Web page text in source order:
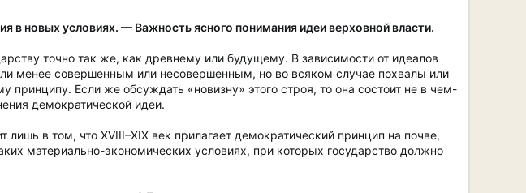
новых условиях. — Важность ясного понимания идеи верховной власти.
точно так же, как древнему или будущему. В зависимости от идеалов
менее совершенным или несовершенным, но во всяком случае похвалы или
Если же обсуждать «новизну» этого строя, то она состоит не в чем-
демократической идеи.
в том, что XVIII–XIX век прилагает демократический принцип на почве,
материально-экономических условиях, при которых государство должно